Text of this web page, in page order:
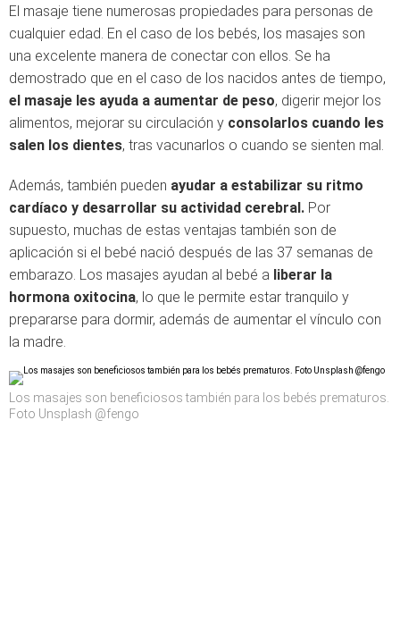
El masaje tiene numerosas propiedades para personas de
cualquier edad. En el caso de los bebés, los masajes son
una excelente manera de conectar con ellos. Se ha
demostrado que en el caso de los nacidos antes de tiempo,
el masaje les ayuda a aumentar de peso, digerir mejor los
alimentos, mejorar su circulación y consolarlos cuando les
salen los dientes, tras vacunarlos o cuando se sienten mal.
Además, también pueden ayudar a estabilizar su ritmo
cardíaco y desarrollar su actividad cerebral. Por
supuesto, muchas de estas ventajas también son de
aplicación si el bebé nació después de las 37 semanas de
embarazo. Los masajes ayudan al bebé a liberar la
hormona oxitocina, lo que le permite estar tranquilo y
prepararse para dormir, además de aumentar el vínculo con
la madre.
Los masajes son beneficiosos también para los bebés prematuros.
Foto Unsplash @fengo